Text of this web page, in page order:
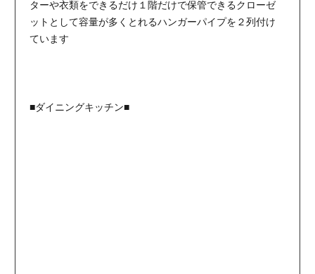
ターや衣類をできるだけ１階だけで保管できるクローゼ
ットとして容量が多くとれるハンガーパイプを２列付け
ています
■ダイニングキッチン■